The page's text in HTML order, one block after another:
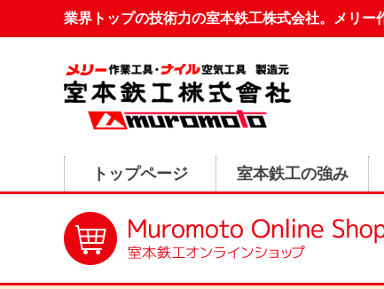
業界トップの技術力の室本鉄工株式会社。メリ
トップページ 室本鉄工の強み